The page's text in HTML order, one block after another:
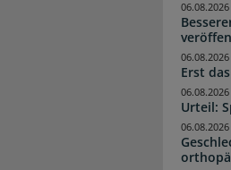
06.08.2026
Erst
06.08.2026
Urteil:
06.08.2026
06.08.2026